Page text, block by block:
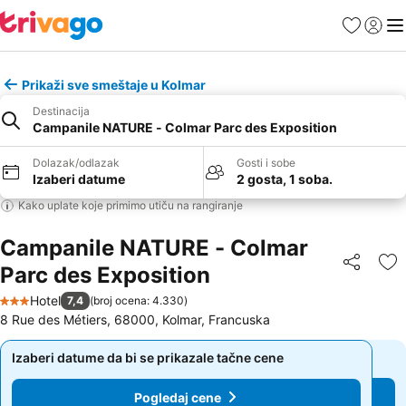
FavoritiPrijavi
Prikaži sve smeštaje u Kolmar
Destinacija
Campanile NATURE - Colmar Parc des Exposition
Dolazak/odlazak
Izaberi datume
Gosti i sobe
2 gosta, 1 soba.
Kako uplate koje primimo utiču na rangiranje
Campanile NATURE - Colmar
Parc des Exposition
Deli
3 Zvezdice
Hotel 7,4 (broj ocena: 4.330)
8 Rue des Métiers, 68000, Kolmar, Francuska
Izaberi datume da bi se prikazale tačne cene
Pogledaj cene
Izaberi datume da bi se prikazale tačne cene
Pogledaj cene